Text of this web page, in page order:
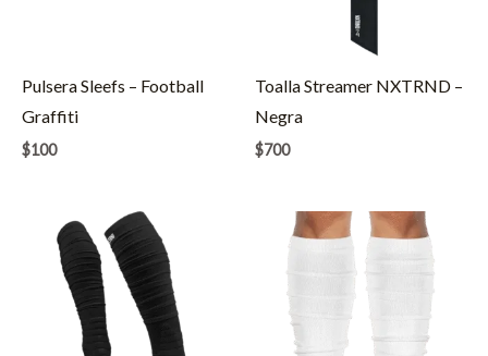
Pulsera Sleefs – Football
Graffiti
$100
Toalla Streamer NXTRND –
Negra
$700